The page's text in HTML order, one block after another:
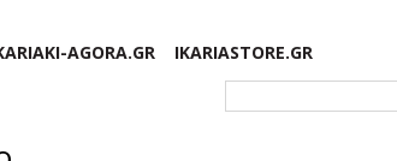
AGORA.GR
IKARIASTORE.GR